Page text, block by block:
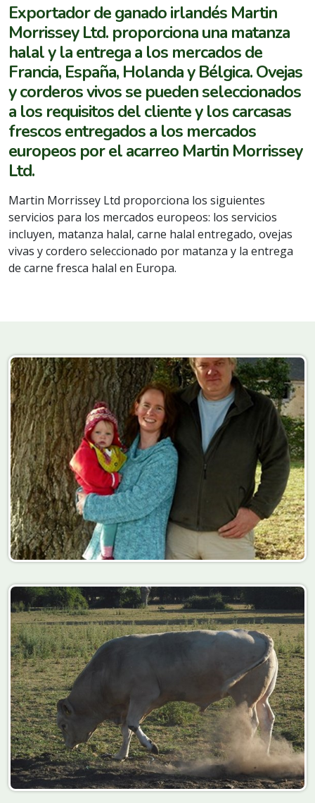
Exportador de ganado irlandés Martin
Morrissey Ltd. proporciona una matanza
halal y la entrega a los mercados de
Francia, España, Holanda y Bélgica. Ovejas
y corderos vivos se pueden seleccionados
a los requisitos del cliente y los carcasas
frescos entregados a los mercados
europeos por el acarreo Martin Morrissey
Ltd.
Martin Morrissey Ltd proporciona los siguientes
servicios para los mercados europeos: los servicios
incluyen, matanza halal, carne halal entregado, ovejas
vivas y cordero seleccionado por matanza y la entrega
de carne fresca halal en Europa.